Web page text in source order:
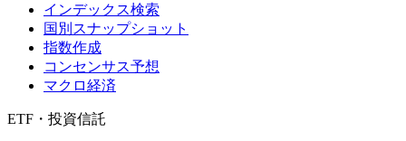
インデックス検索
国別スナップショット
指数作成
コンセンサス予想
マクロ経済
ETF・投資信託